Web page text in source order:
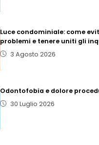
Luce condominiale: come
problemi e tenere uniti gli
3 Agosto 2026
Odontofobia e dolore
30 Luglio 2026